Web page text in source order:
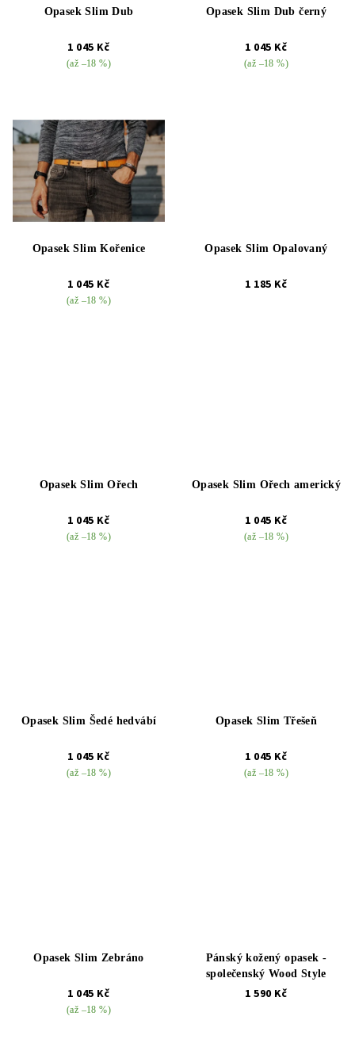
t
ů
Opasek Slim Dub
1 045 Kč
(až –18 %)
Opasek Slim Dub černý
1 045 Kč
(až –18 %)
Opasek Slim Kořenice
1 045 Kč
(až –18 %)
Opasek Slim Opalovaný
1 185 Kč
Opasek Slim Ořech
1 045 Kč
(až –18 %)
Opasek Slim Ořech americký
1 045 Kč
(až –18 %)
Opasek Slim Šedé hedvábí
1 045 Kč
(až –18 %)
Opasek Slim Třešeň
1 045 Kč
(až –18 %)
Opasek Slim Zebráno
1 045 Kč
(až –18 %)
Pánský kožený opasek -
společenský Wood Style
1 590 Kč